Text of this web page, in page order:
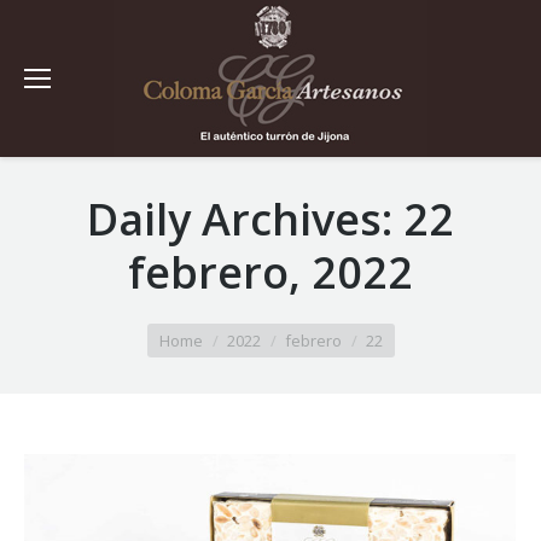
Daily Archives: 22
febrero, 2022
Home 2022 febrero 22